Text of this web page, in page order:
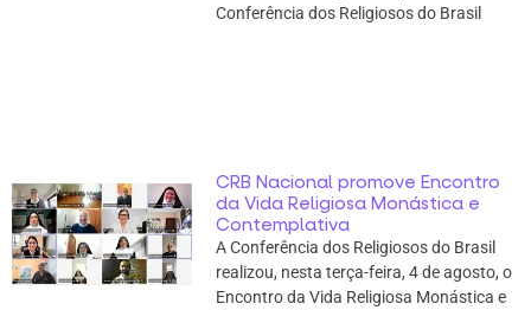
Conferência dos Religiosos do Brasil
CRB Nacional promove Encontro
da Vida Religiosa Monástica e
Contemplativa
A Conferência dos Religiosos do Brasil
realizou, nesta terça-feira, 4 de agosto, o
Encontro da Vida Religiosa Monástica e